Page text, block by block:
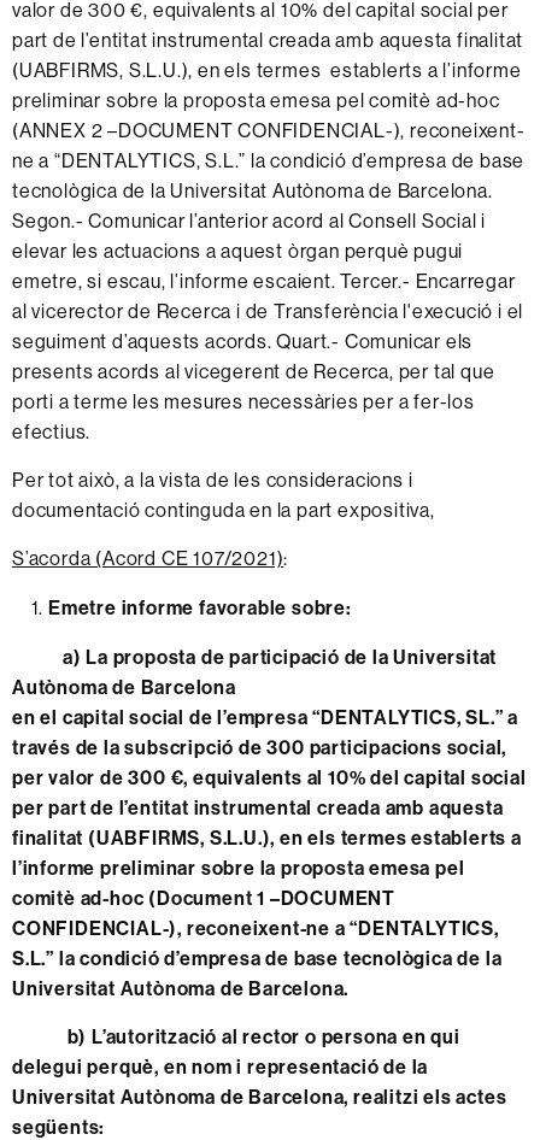
valor de 300 €, equivalents al 10% del capital social per
part de l’entitat instrumental creada amb aquesta finalitat
(UABFIRMS, S.L.U.), en els termes establerts a l’informe
preliminar sobre la proposta emesa pel comitè ad-hoc
(ANNEX 2 –DOCUMENT CONFIDENCIAL-), reconeixent-
ne a “DENTALYTICS, S.L.” la condició d’empresa de base
tecnològica de la Universitat Autònoma de Barcelona.
Segon.- Comunicar l’anterior acord al Consell Social i
elevar les actuacions a aquest òrgan perquè pugui
emetre, si escau, l’informe escaient. Tercer.- Encarregar
al vicerector de Recerca i de Transferència l'execució i el
seguiment d’aquests acords. Quart.- Comunicar els
presents acords al vicegerent de Recerca, per tal que
porti a terme les mesures necessàries per a fer-los
efectius.
Per tot això, a la vista de les consideracions i
documentació continguda en la part expositiva,
S’acorda (Acord CE 107/2021):
Emetre informe favorable sobre:
a) La proposta de participació de la Universitat
Autònoma de Barcelona
en el capital social de l’empresa “DENTALYTICS, SL.” a
través de la subscripció de 300 participacions social,
per valor de 300 €, equivalents al 10% del capital social
per part de l’entitat instrumental creada amb aquesta
finalitat (UABFIRMS, S.L.U.), en els termes establerts a
l’informe preliminar sobre la proposta emesa pel
comitè ad-hoc (Document 1 –DOCUMENT
CONFIDENCIAL-), reconeixent-ne a “DENTALYTICS,
S.L.” la condició d’empresa de base tecnològica de la
Universitat Autònoma de Barcelona.
b) L’autorització al rector o persona en qui
delegui perquè, en nom i representació de la
Universitat Autònoma de Barcelona, realitzi els actes
següents: